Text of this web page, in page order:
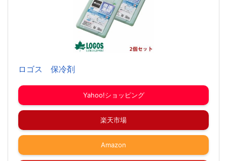
ロゴス 保冷剤
Yahoo!ショッピング
楽天市場
Amazon